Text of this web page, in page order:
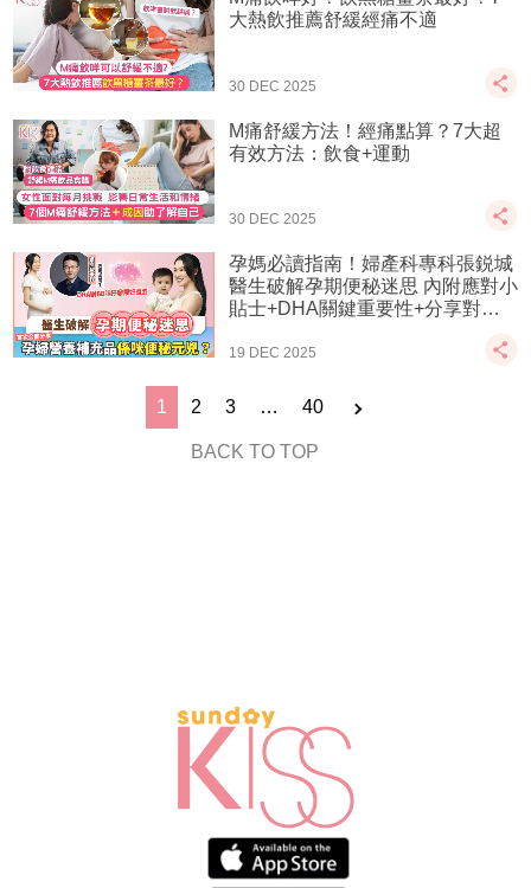
大熱飲推薦舒緩經痛不適
30 DEC 2025
M痛舒緩方法！經痛點算？7大超
有效方法：飲食+運動
30 DEC 2025
孕媽必讀指南！婦產科專科張鋭城
醫生破解孕期便秘迷思 內附應對小
貼士+DHA關鍵重要性+分享對孕
19 DEC 2025
1 2 3 … 40
BACK TO TOP